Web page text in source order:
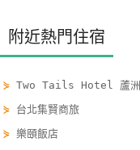
客
滿
度
附近熱門住宿
⋟Two Tails Hotel 蘆洲
⋟ 台北集賢商旅
⋟樂頤飯店